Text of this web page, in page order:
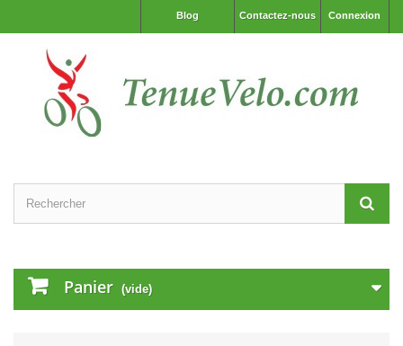
Connexion
Contactez-nous
Blog
Panier (vide)